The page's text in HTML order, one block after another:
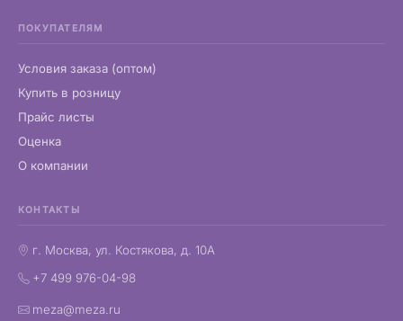
ПОКУПАТЕЛЯМ
Условия заказа (оптом)
Купить в розницу
Прайс листы
Оценка
О компании
КОНТАКТЫ
г. Москва, ул. Костякова, д. 10А
+7 499 976-04-98
meza@meza.ru